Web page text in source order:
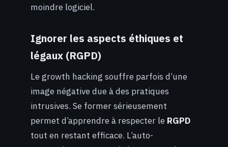
moindre logiciel.
Ignorer les aspects éthiques et
légaux (RGPD)
Le growth hacking souffre parfois d’une
image négative due à des pratiques
intrusives. Se former sérieusement
permet d’apprendre à respecter le RGPD
tout en restant efficace. L’auto-